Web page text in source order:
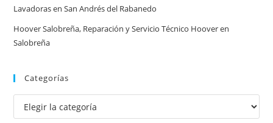
Lavadoras en San Andrés del Rabanedo
Hoover Salobreña, Reparación y Servicio Técnico Hoover en
Salobreña
Categorías
Categorías